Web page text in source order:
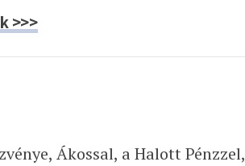
>>>
Ákossal, a Halott Pénzzel,